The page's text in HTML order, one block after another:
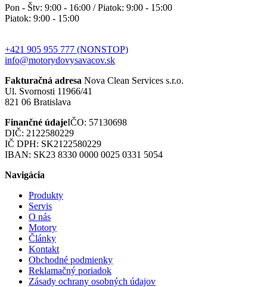
Pon - Štv: 9:00 - 16:00 / Piatok: 9:00 - 15:00
Piatok: 9:00 - 15:00
+421 905 955 777 (NONSTOP)
info@motorydovysavacov.sk
Fakturačná adresa Nova Clean Services s.r.o.
Ul. Svornosti 11966/41
821 06 Bratislava
Finančné údajeIČO: 57130698
DIČ: 2122580229
IČ DPH: SK2122580229
IBAN: SK23 8330 0000 0025 0331 5054
Navigácia
Produkty
Servis
O nás
Motory
Články
Kontakt
Obchodné podmienky
Reklamačný poriadok
Zásady ochrany osobných údajov